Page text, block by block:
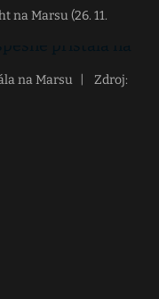
na Marsu (26. 11.
na Marsu
Zdroj: